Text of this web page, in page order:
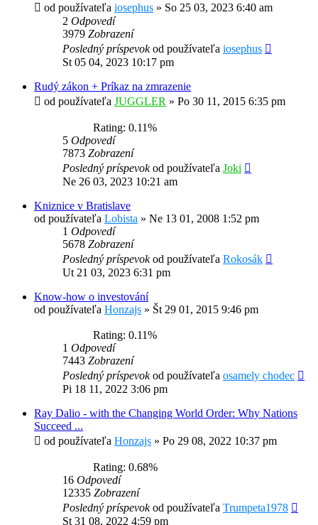
od používateľa iosephus » So 25 03, 2023 6:40 am
2 Odpovedí
3979 Zobrazení
Posledný príspevokod používateľa iosephus
St 05 04, 2023 10:17 pm
Rudý zákon + Príkaz na zmrazenie
od používateľa JUGGLER » Po 30 11, 2015 6:35 pm
Rating: 0.11%
5 Odpovedí
7873 Zobrazení
Posledný príspevokod používateľa Joki
Ne 26 03, 2023 10:21 am
Kniznice v Bratislave
od používateľa Lobista » Ne 13 01, 2008 1:52 pm
1 Odpovedí
5678 Zobrazení
Posledný príspevokod používateľa Rokosák
Ut 21 03, 2023 6:31 pm
Know-how o investování
od používateľa Honzajs » Št 29 01, 2015 9:46 pm
Rating: 0.11%
1 Odpovedí
7443 Zobrazení
Posledný príspevokod používateľa osamely chodec
Pi 18 11, 2022 3:06 pm
Ray Dalio - with the Changing World Order: Why Nations
Succeed ...
od používateľa Honzajs » Po 29 08, 2022 10:37 pm
Rating: 0.68%
16 Odpovedí
12335 Zobrazení
Posledný príspevokod používateľa Trumpeta1978
St 31 08, 2022 4:59 pm